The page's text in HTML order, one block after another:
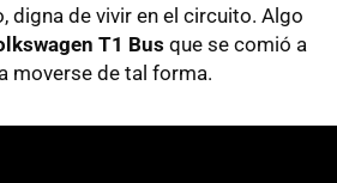
digna de vivir en el circuito. Algo
T1 Bus que se comió a
moverse de tal forma.